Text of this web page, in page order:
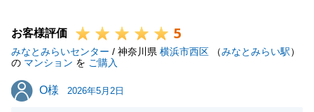
閉じる
お客様評価 5
みなとみらいセンター / 神奈川県 横浜市西区 （みなとみらい駅）
の マンション を ご購入
O様
O様 2026年5月2日